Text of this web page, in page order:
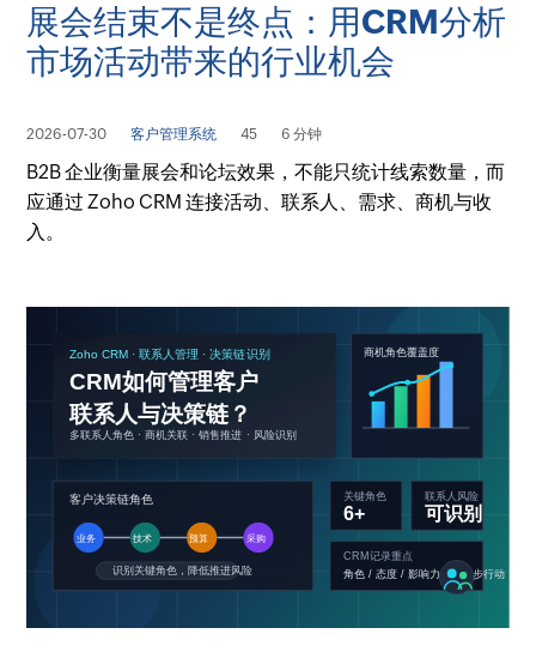
展会结束不是终点：用CRM分析
市场活动带来的行业机会
2026-07-30 客户管理系统 45 6 分钟
B2B 企业衡量展会和论坛效果，不能只统计线索数量，而
应通过 Zoho CRM 连接活动、联系人、需求、商机与收
入。